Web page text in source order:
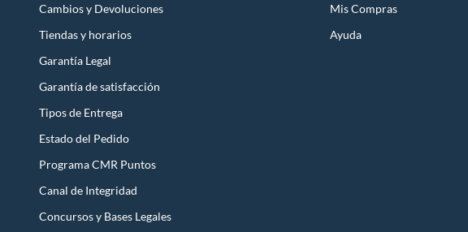
Cambios y Devoluciones
Tiendas y horarios
Garantía Legal
Garantía de satisfacción
Tipos de Entrega
Estado del Pedido
Programa CMR Puntos
Canal de Integridad
Concursos y Bases Legales
Mis Compras
Ayuda